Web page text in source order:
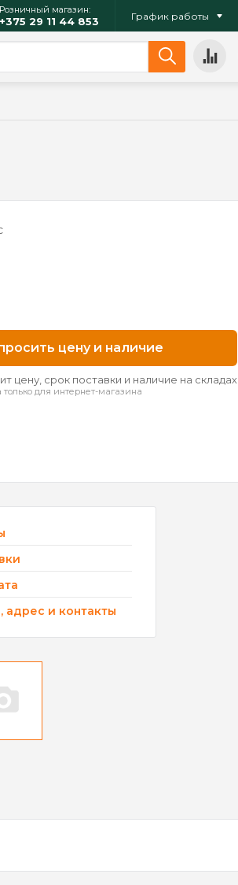
Розничный магазин:
+375 29 11 44 853 График работы
цену и наличие
цену, срок поставки и наличие на складах
для интернет-магазина
адрес и контакты